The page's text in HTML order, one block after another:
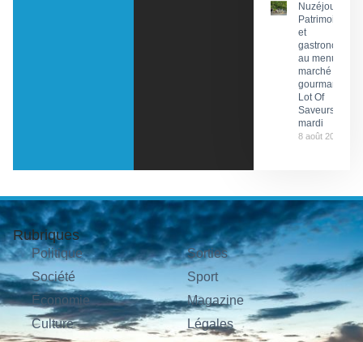
Nuzéjouls :
Patrimoine
et
gastronomie
au menu du
marché
gourmand
Lot Of
Saveurs ce
mardi
8 août 2026
Rubriques
Politique
Société
Économie
Culture
Sorties
Sport
Magazine
Légales